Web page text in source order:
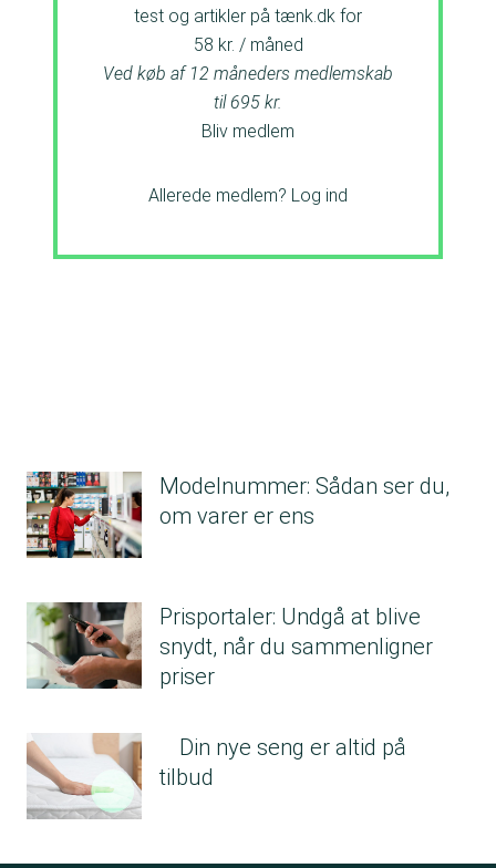
test og artikler på tænk.dk for
58 kr. / måned
Ved køb af 12 måneders medlemskab
til 695 kr.
Bliv medlem
Allerede medlem? Log ind
Modelnummer: Sådan ser du,
om varer er ens
Prisportaler: Undgå at blive
snydt, når du sammenligner
priser
Din nye seng er altid på
tilbud